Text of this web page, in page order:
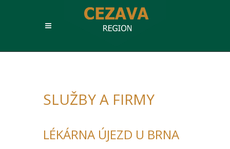
SLUŽBY A FIRMY
LÉKÁRNA ÚJEZD U BRNA